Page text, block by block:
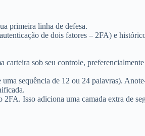
primeira linha de defesa.
de dois fatores – 2FA) e
carteira sob seu controle,
sequência de 12 ou 24 palavras).
2FA. Isso adiciona uma camada extra de